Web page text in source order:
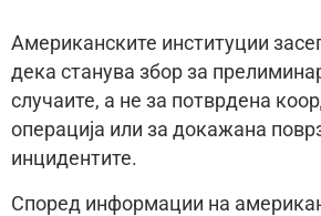
Американските институции
дека станува збор за
случаите, а не за потврдена
операција или за докажана
инцидентите.
Според информации на